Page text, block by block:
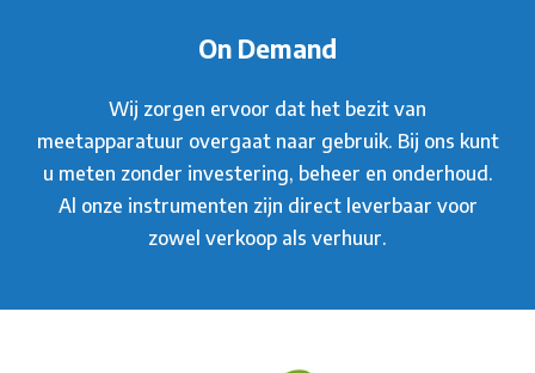
On Demand
Wij zorgen ervoor dat het bezit van
meetapparatuur overgaat naar gebruik. Bij ons kunt
u meten zonder investering, beheer en onderhoud.
Al onze instrumenten zijn direct leverbaar voor
zowel verkoop als verhuur.